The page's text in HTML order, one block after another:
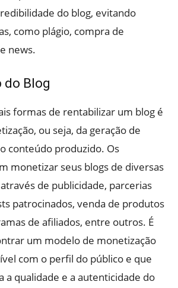
do blog, evitando
como plágio, compra de
news.
do Blog
formas de rentabilizar um blog é
ou seja, da geração de
conteúdo produzido. Os
monetizar seus blogs de diversas
de publicidade, parcerias
patrocinados, venda de produtos
de afiliados, entre outros. É
um modelo de monetização
com o perfil do público e que
a qualidade e a autenticidade do